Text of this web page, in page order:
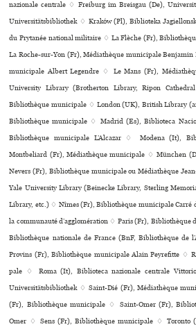
nazio­nale cen­trale ♢ Freiburg im Breisgau (De),
Universitätsbibliothek ♢ Kraków (Pl), Biblioteka
du Prytanée national mili­taire ♢ La Flèche (Fr),
La Roche-sur-Yon (Fr), Médiathèque muni­ci­pale
muni­ci­pale Albert Legendre ♢ Le Mans (Fr),
University Library (Brotherton Library, Ripon
Bibliothèque muni­ci­pale ♢ London (UK), British Library
Bibliothèque muni­ci­pale ♢ Madrid (Es), Biblioteca
Bibliothèque muni­ci­pale L’Alcazar ♢ Modena (It),
Montbeliard (Fr), Médiathèque muni­ci­pale ♢ München
Nevers (Fr), Bibliothèque muni­ci­pale ou Médiathèque
Yale University Library (Beinecke Library, Sterling
Library, etc.) ♢ Nîmes (Fr), Bibliothèque muni­ci­pale Carré
la com­mu­nauté d’agglo­mé­ra­tion ♢ Paris (Fr), Bibliothèque
Bibliothèque nationale de France (BnF, Bibliothèque de
Provins (Fr), Bibliothèque muni­ci­pale Alain Peyrefitte ♢
pale ♢ Roma (It), Biblioteca nazio­nale cen­trale
Universitätsbibliothek ♢ Saint-Dié (Fr), Médiathèque
(Fr), Bibliothèque municipale ♢ Saint-Omer (Fr),
Omer ♢ Sens (Fr), Bibliothèque muni­ci­pale ♢ Toronto